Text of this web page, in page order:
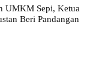
UMKM Sepi, Ketua
Beri Pandangan